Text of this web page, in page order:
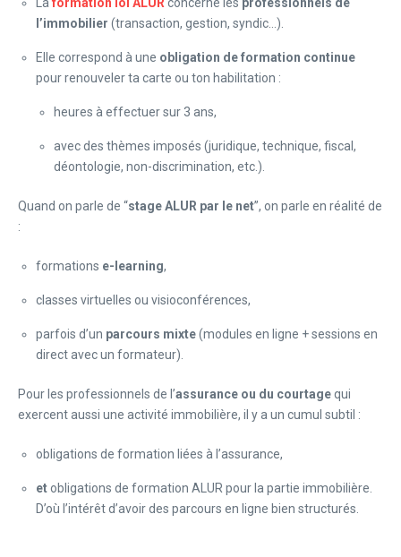
Laformation loi ALURconcerne les professionnels de
l’immobilier (transaction, gestion, syndic…).
Elle correspond à une obligation de formation continue
pour renouveler ta carte ou ton habilitation :
heures à effectuer sur 3 ans,
avec des thèmes imposés (juridique, technique, fiscal,
déontologie, non-discrimination, etc.).
Quand on parle de “stage ALUR par le net”, on parle en réalité de
:
formations e-learning,
classes virtuelles ou visioconférences,
parfois d’un parcours mixte(modules en ligne + sessions en
direct avec un formateur).
Pour les professionnels de l’assurance ou du courtagequi
exercent aussi une activité immobilière, il y a un cumul subtil :
obligations de formation liées à l’assurance,
etobligations de formation ALUR pour la partie immobilière.
D’où l’intérêt d’avoir des parcours en ligne bien structurés.